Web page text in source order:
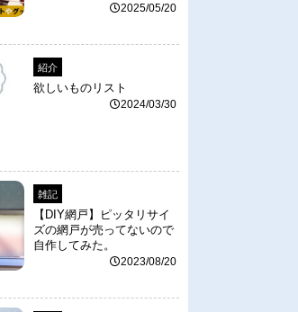
2025/05/20
紹介
欲しいものリスト
2024/03/30
雑記
【DIY網戸】ピッタリサイ
ズの網戸が売ってないので
自作してみた。
2023/08/20